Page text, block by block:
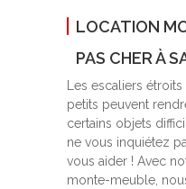
LOCATION
PAS CHER À
Les escaliers
petits peuvent
certains objets
ne vous inquiétez
vous aider ! Avec
monte-meuble,